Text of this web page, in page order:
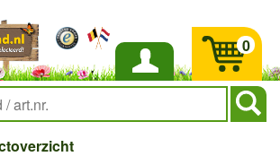
Inloggen
0